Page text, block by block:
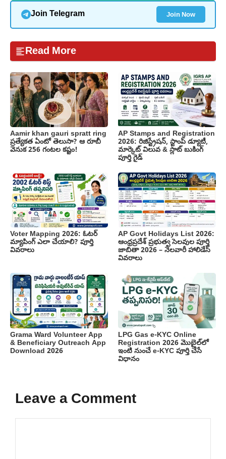
Join Telegram Join Now
Read More
Aamir khan gauri spratt ring
ప్రత్యేకత ఏంటో తెలుసా? ఆ రూబీ
వెనుక 256 గంటల కష్టం!
AP Stamps and Registration
2026: రిజిస్ట్రేషన్, స్టాంప్ డ్యూటీ,
మార్కెట్ విలువ & స్లాట్ బుకింగ్
పూర్తి గైడ్
Voter Mapping 2026: ఓటర్
మ్యాపింగ్ ఎలా చేయాలి? పూర్తి
వివరాలు
AP Govt Holidays List 2026:
ఆంధ్రప్రదేశ్ ప్రభుత్వ సెలవుల పూర్తి
జాబితా 2026 – నెలవారీ హాలిడేస్
వివరాలు
Grama Ward Volunteer App
& Beneficiary Outreach App
Download 2026
LPG Gas e-KYC Online
Registration 2026 మొబైల్‌లో
ఇంటి నుంచే e-KYC పూర్తి చేసే
విధానం
Leave a Comment
Comment